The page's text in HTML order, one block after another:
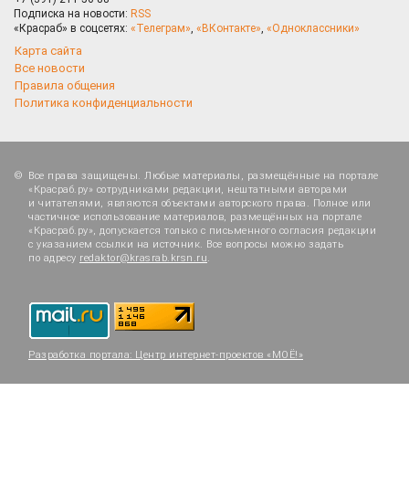
Подписка на новости: RSS
«Красраб» в соцсетях: «Телеграм», «ВКонтакте», «Одноклассники»
Карта сайта
Все новости
Правила общения
Политика конфиденциальности
Все права защищены. Любые материалы, размещённые на портале
«Красраб.ру» сотрудниками редакции, нештатными авторами
и читателями, являются объектами авторского права. Полное или
частичное использование материалов, размещённых на портале
«Красраб.ру», допускается только с письменного согласия редакции
с указанием ссылки на источник. Все вопросы можно задать
по адресу redaktor@krasrab.krsn.ru.
Разработка портала: Центр интернет-проектов «МОЁ!»